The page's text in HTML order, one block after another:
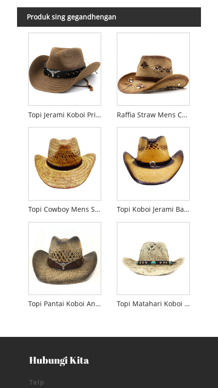
Produk sing gegandhengan
Topi Jerami Koboi Pria Band Kulit Raffia Straw Mens Cowboy Hat
Topi Cowboy Mens Straw Berongga Topi Koboi Jerami Barat Pria
Topi Pantai Koboi Angelica Straw Topi Matahari Koboi Suket Laut
Hubungi Kita
Telp